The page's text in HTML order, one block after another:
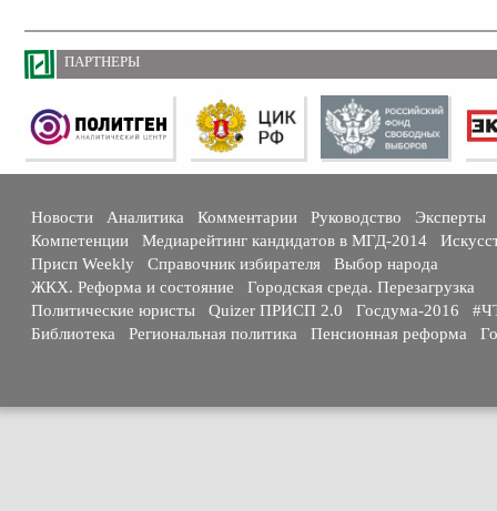
ПАРТНЕРЫ
Новости Аналитика Комментарии Руководство
Эксперты
Компетенции
Медиарейтинг кандидатов в МГД-2014
Присп Weekly
Справочник избирателя
Выбор народа
ЖКХ. Реформа и состояние
Городская среда. Перезагрузка
Политические юристы
Quizer ПРИСП 2.0 Госдума-2016
Библиотека
Региональная политика Пенсионная реформа